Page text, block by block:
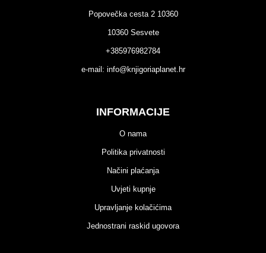
Popovečka cesta 2 10360
10360 Sesvete
+385976982784
e-mail: info@knjigoriaplanet.hr
INFORMACIJE
O nama
Politika privatnosti
Načini plaćanja
Uvjeti kupnje
Upravljanje kolačićima
Jednostrani raskid ugovora